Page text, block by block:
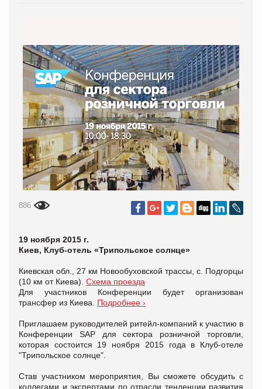
886
19 ноября 2015 г.
Киев, Клуб-отель «Трипольское солнце»
Киевская обл., 27 км Новообуховской трассы, с. Подгорцы
(10 км от Киева). Схема проезда
Для участников Конференции будет организован
трансфер из Киева. Подробнее ›
Приглашаем руководителей ритейл-компаний к участию в
Конференции SAP для сектора розничной торговли,
которая состоится 19 ноября 2015 года в Клуб-отеле
"Трипольское солнце".
Став участником мероприятия, Вы сможете обсудить с
коллегами и экспертами по отрасли тенденции развития